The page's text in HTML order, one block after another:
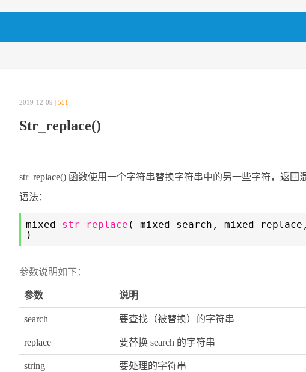
2019-12-09 | 551
Str_replace()
str_replace() 函数使用一个字符串替换字符串中的另一些字符，返回
语法：
mixed str_replace ( mixed search, mixed
)
参数说明如下：
参数 说明
search 要查找（被替换）的字符串
replace 要替换 search 的字符串
string 要处理的字符串